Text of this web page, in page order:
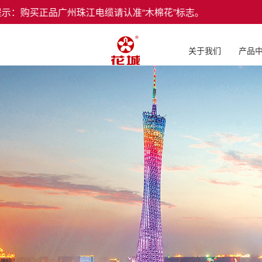
买正品广州珠江电缆请认准“木棉花”标志。
关于我们 产品